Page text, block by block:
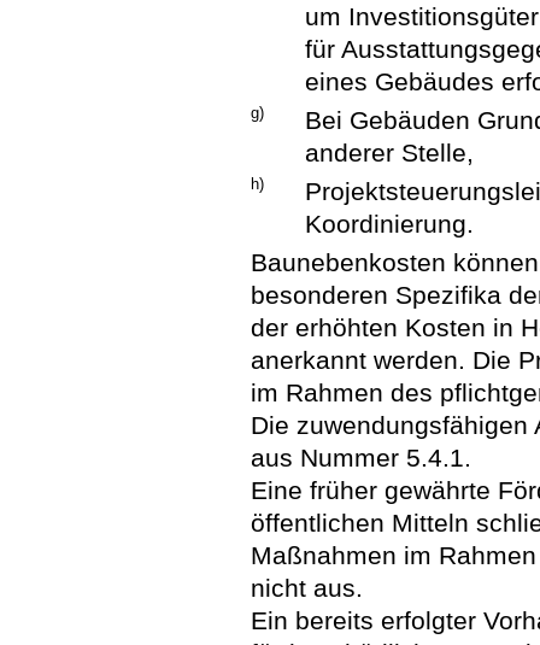
um
für
eines Gebäudes
g)
Bei Gebäuden
anderer Stelle,
h)
Koordinierung.
Baunebenkosten
besonderen Spezifika
der erhöhten Kosten in
anerkannt werden. Die
im Rahmen des
Die zuwendungsfähigen
aus Nummer 5.4.1.
Eine früher gewährte
öffentlichen Mitteln
Maßnahmen im
nicht aus.
Ein bereits erfolgter